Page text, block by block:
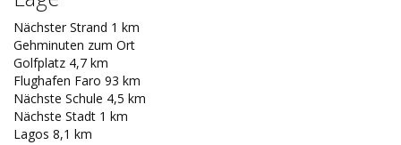
Nächster Strand 1 km
Gehminuten zum Ort
Golfplatz 4,7 km
Flughafen Faro 93 km
Nächste Schule 4,5 km
Nächste Stadt 1 km
Lagos 8,1 km